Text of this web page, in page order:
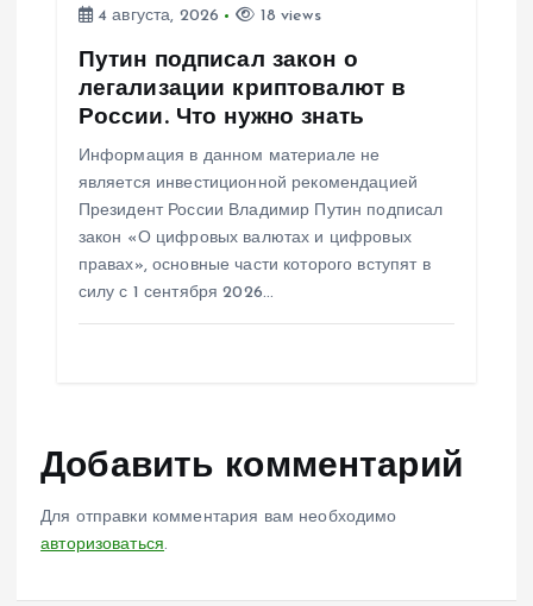
4 августа, 2026
18 views
Путин подписал закон о
легализации криптовалют в
России. Что нужно знать
Информация в данном материале не
является инвестиционной рекомендацией
Президент России Владимир Путин подписал
закон «О цифровых валютах и цифровых
правах», основные части которого вступят в
силу с 1 сентября 2026…
Добавить комментарий
Для отправки комментария вам необходимо
авторизоваться.